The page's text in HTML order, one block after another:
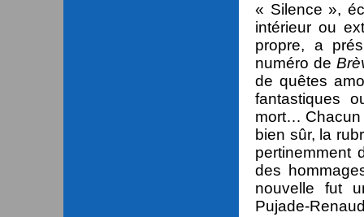
« Silence »,
intérieur ou
propre, a
numéro de
de quêtes
fantastiques
mort… Chacun
bien sûr, la
pertinemment
des
nouvelle fut
Pujade-